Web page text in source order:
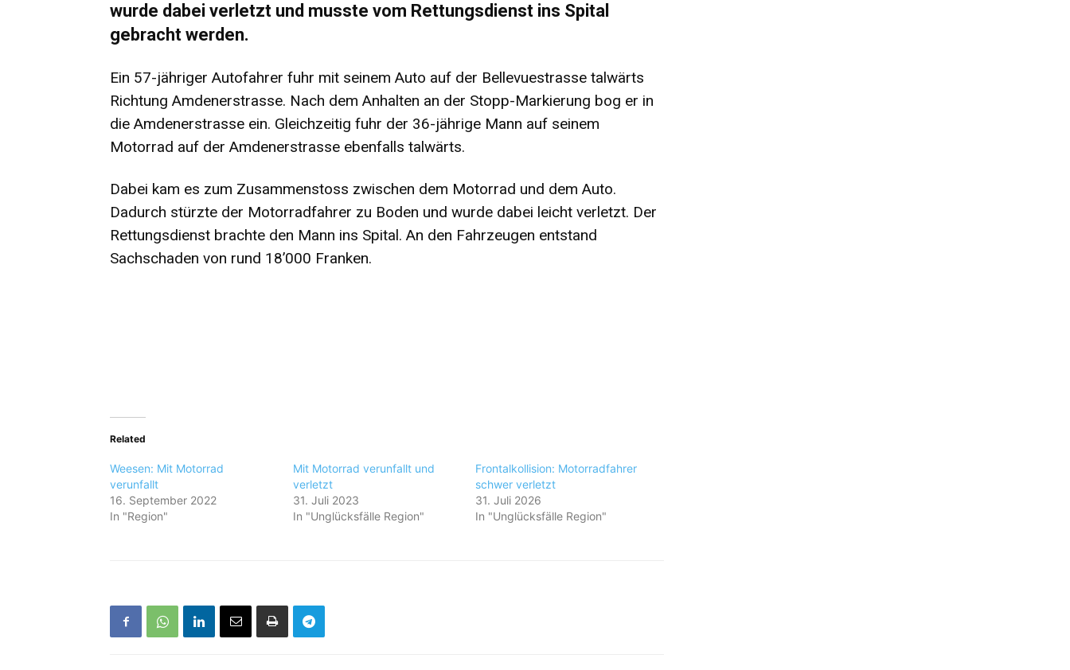
wurde dabei verletzt und musste vom Rettungsdienst ins Spital
gebracht werden.
Ein 57-jähriger Autofahrer fuhr mit seinem Auto auf der Bellevuestrasse talwärts
Richtung Amdenerstrasse. Nach dem Anhalten an der Stopp-Markierung bog er in
die Amdenerstrasse ein. Gleichzeitig fuhr der 36-jährige Mann auf seinem
Motorrad auf der Amdenerstrasse ebenfalls talwärts.
Dabei kam es zum Zusammenstoss zwischen dem Motorrad und dem Auto.
Dadurch stürzte der Motorradfahrer zu Boden und wurde dabei leicht verletzt. Der
Rettungsdienst brachte den Mann ins Spital. An den Fahrzeugen entstand
Sachschaden von rund 18’000 Franken.
Related
Weesen: Mit Motorrad
verunfallt
16. September 2022
In "Region"
Mit Motorrad verunfallt und
verletzt
31. Juli 2023
In "Unglücksfälle Region"
Frontalkollision: Motorradfahrer
schwer verletzt
31. Juli 2026
In "Unglücksfälle Region"